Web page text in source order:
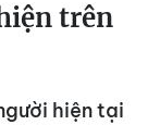
trên
hiện tại